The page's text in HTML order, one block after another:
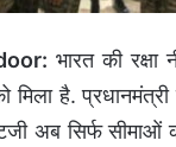
भारत की रक्षा
मिला है.
अब सिर्फ सीमाओं